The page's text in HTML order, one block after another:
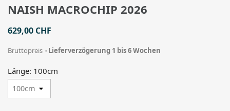
NAISH MACROCHIP 2026
629,00 CHF
Bruttopreis Lieferverzögerung 1 bis 6 Wochen
Länge: 100cm